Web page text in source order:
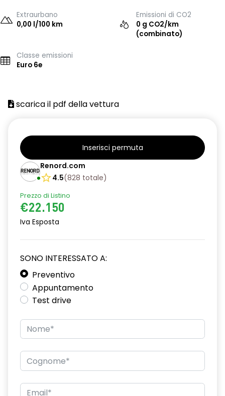
Extraurbano
0,00 l/100 km
Emissioni di CO2
0 g CO2/km
(combinato)
Classe emissioni
Euro 6e
scarica il pdf della vettura
Inserisci permuta
Renord.com
4.5(828 totale)
Prezzo di Listino
€22.150
Iva Esposta
SONO INTERESSATO A:
Preventivo
Appuntamento
Test drive